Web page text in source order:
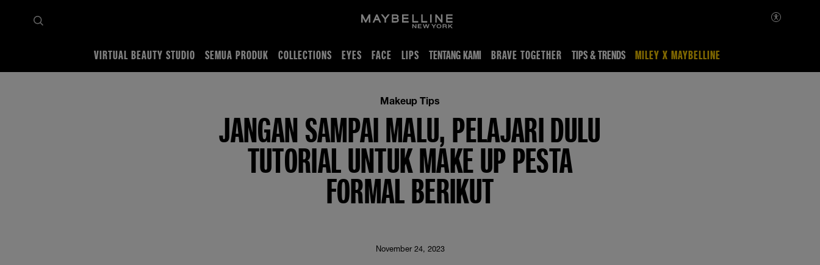
VIRTUAL BEAUTY STUDIO SEMUA PRODUK COLLECTIONS EYES FACE LIPS TENTANG KAMI BRAVE TOGETHER TIPS & TRENDS MILEY X MAYBELLINE
Tips & Trends All Makeup Tips Jangan Sampai Malu, Pelajari Dulu Tutorial Untuk Make Up Pesta Formal Berikut
Makeup Tips
JANGAN SAMPAI MALU, PELAJARI DULU
TUTORIAL UNTUK MAKE UP PESTA
FORMAL BERIKUT
November 24, 2023